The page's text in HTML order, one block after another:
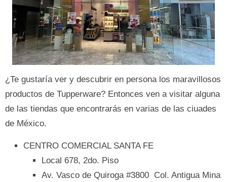
¿Te gustaría ver y descubrir en persona los maravillosos
productos de Tupperware? Entonces ven a visitar alguna
de las tiendas que encontrarás en varias de las ciuades
de México.
CENTRO COMERCIAL SANTA FE
Local 678, 2do. Piso
Av. Vasco de Quiroga #3800 Col. Antigua Mina